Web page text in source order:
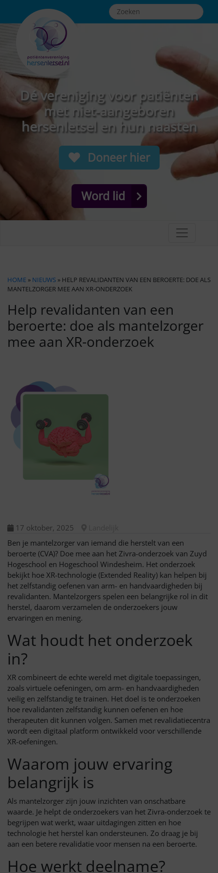
Dé vereniging voor patiënten
met niet-aangeboren
hersenletsel en hun naasten
Doneer hier
Word lid
HOME » NIEUWS » HELP REVALIDANTEN VAN EEN BEROERTE: DOE ALS
MANTELZORGER MEE AAN XR-ONDERZOEK
Help revalidanten van een
beroerte: doe als mantelzorger
mee aan XR-onderzoek
17 oktober, 2025
Ben je mantelzorger van iemand die herstelt van een
beroerte (CVA)? Doe mee aan het Zivra-onderzoek van Zuyd
Hogeschool en Hogeschool Windesheim. Het onderzoek
bekijkt hoe XR-technologie (Extended Reality) kan helpen bij
het zelfstandig oefenen van arm- en handvaardigheden bij
revalidanten. Mantelzorgers spelen een belangrijke rol in dit
herstel, daarom verzamelen de onderzoekers jouw
ervaringen en mening.
Wat houdt het onderzoek
in?
XR combineert de echte wereld met digitale toepassingen,
zoals virtuele oefeningen, om arm- en handvaardigheden
veilig en zelfstandig te trainen. Het doel is te onderzoeken
hoe revalidanten zelfstandig kunnen oefenen en hoe
therapeuten dit kunnen volgen. Samen met revalidatiecentra
wordt een digitaal platform ontwikkeld voor verschillende
XR-oefeningen.
Waarom jouw ervaring
belangrijk is
Als mantelzorger zijn jouw inzichten van onschatbare
waarde. Je helpt de onderzoekers van het Zivra-onderzoek te
begrijpen wat werkt, waar uitdagingen zitten en hoe
technologie het herstel kan ondersteunen. Zo draag je bij
aan een betere revalidatie voor mensen na een beroerte.
Hoe werkt deelname?